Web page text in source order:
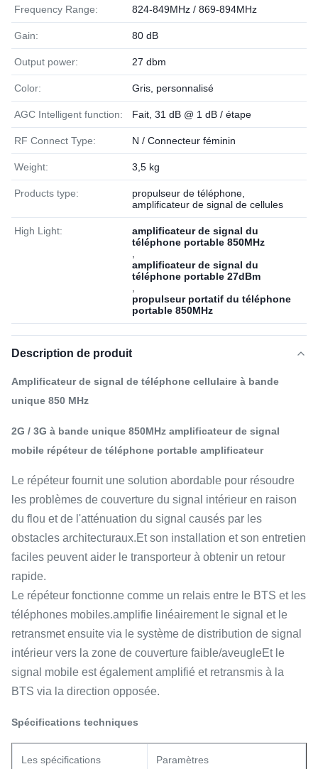
Frequency Range: 824-849MHz / 869-894MHz
Gain: 80 dB
Output power: 27 dbm
Color: Gris, personnalisé
AGC Intelligent function: Fait, 31 dB @ 1 dB / étape
RF Connect Type: N / Connecteur féminin
Weight: 3,5 kg
Products type:
propulseur de téléphone,
amplificateur de signal de cellules
High Light:
amplificateur de signal du
téléphone portable 850MHz
amplificateur de signal du
téléphone portable 27dBm
propulseur portatif du téléphone
portable 850MHz
Description de produit
Amplificateur de signal de téléphone cellulaire à bande
unique 850 MHz
2G / 3G à bande unique 850MHz amplificateur de signal
mobile répéteur de téléphone portable amplificateur
Le répéteur fournit une solution abordable pour résoudre
les problèmes de couverture du signal intérieur en raison
du flou et de l'atténuation du signal causés par les
obstacles architecturaux.Et son installation et son entretien
faciles peuvent aider le transporteur à obtenir un retour
rapide.
Le répéteur fonctionne comme un relais entre le BTS et les
téléphones mobiles.amplifie linéairement le signal et le
retransmet ensuite via le système de distribution de signal
intérieur vers la zone de couverture faible/aveugleEt le
signal mobile est également amplifié et retransmis à la
BTS via la direction opposée.
Spécifications techniques
Les spécifications Paramètres